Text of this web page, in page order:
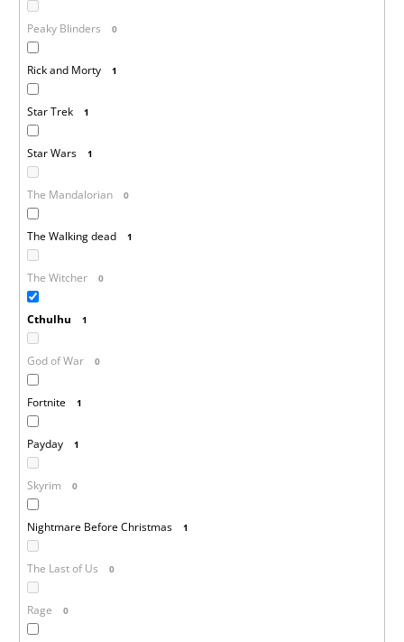
Peaky Blinders 0
Rick and Morty 1
Star Trek 1
Star Wars 1
The Mandalorian 0
The Walking dead 1
The Witcher 0
Cthulhu 1
God of War 0
Fortnite 1
Payday 1
Skyrim 0
Nightmare Before Christmas 1
The Last of Us 0
Rage 0